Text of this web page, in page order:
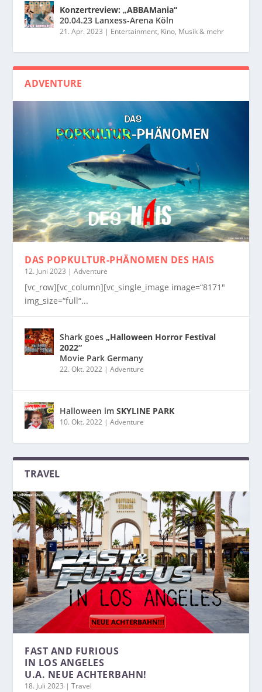
Konzertreview: „ABBAMania“
20.04.23 Lanxess-Arena Köln
21. Apr. 2023 | Entertainment, Kino, Musik & mehr
ADVENTURE
DAS POPKULTUR-PHÄNOMEN DES HAIS
12. Juni 2023 |Adventure
[vc_row][vc_column][vc_single_image image=“8171″
img_size=“full“...
Shark goes„Halloween Horror Festival
2022“
Movie Park Germany
22. Okt. 2022 |Adventure
Halloween imSKYLINE PARK
10. Okt. 2022 |Adventure
TRAVEL
FAST AND FURIOUS
IN LOS ANGELES
U.A. NEUE ACHTERBAHN!
18. Juli 2023 |Travel